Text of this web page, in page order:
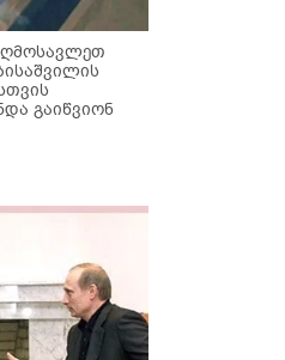
გაიწვიონ